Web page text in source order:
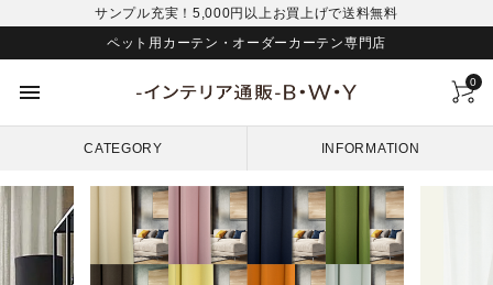
サンプル充実！5,000円以上お買上げで送料無料
ペット用カーテン・オーダーカーテン専門店
menu 0
CATEGORY INFORMATION